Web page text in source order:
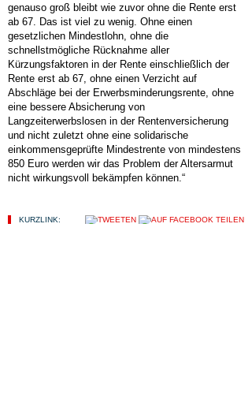
genauso groß bleibt wie zuvor ohne die Rente erst
ab 67. Das ist viel zu wenig. Ohne einen
gesetzlichen Mindestlohn, ohne die
schnellstmögliche Rücknahme aller
Kürzungsfaktoren in der Rente einschließlich der
Rente erst ab 67, ohne einen Verzicht auf
Abschläge bei der Erwerbsminderungsrente, ohne
eine bessere Absicherung von
Langzeiterwerbslosen in der Rentenversicherung
und nicht zuletzt ohne eine solidarische
einkommensgeprüfte Mindestrente von mindestens
850 Euro werden wir das Problem der Altersarmut
nicht wirkungsvoll bekämpfen können.“
KURZLINK: